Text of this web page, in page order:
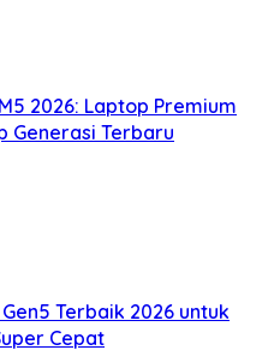
2026: Laptop Premium
Generasi Terbaru
Terbaik 2026 untuk
Cepat